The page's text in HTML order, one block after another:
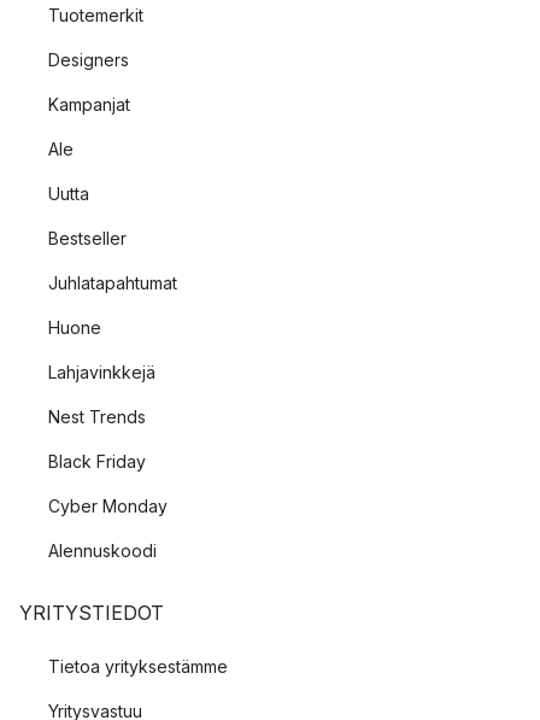
Tuotemerkit
Designers
Kampanjat
Ale
Uutta
Bestseller
Juhlatapahtumat
Huone
Lahjavinkkejä
Nest Trends
Black Friday
Cyber Monday
Alennuskoodi
YRITYSTIEDOT
Tietoa yrityksestämme
Yritysvastuu